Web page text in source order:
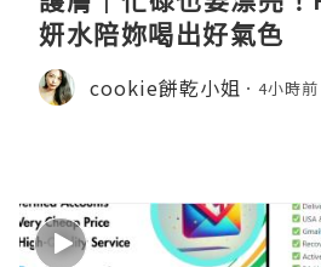
妍水陪妳喝出好氣色
cookie餅乾小姐 4小時前